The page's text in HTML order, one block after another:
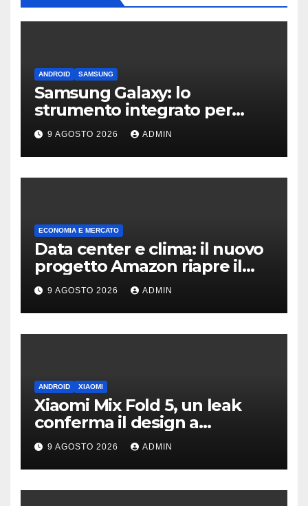
ANDROID SAMSUNG
Samsung Galaxy: lo
strumento integrato per
liberare spazio sullo
smartphone
9 AGOSTO 2026 ADMIN
ECONOMIA E MERCATO
Data center e clima: il nuovo
progetto Amazon riapre il
dibattito sulle emissioni
9 AGOSTO 2026 ADMIN
ANDROID XIAOMI
Xiaomi Mix Fold 5, un leak
conferma il design a
passaporto e HyperOS 4
9 AGOSTO 2026 ADMIN